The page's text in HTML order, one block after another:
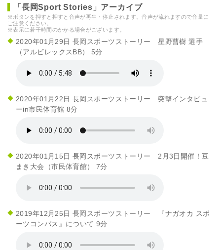
「長岡Sport Stories」アーカイブ
※ボタンを押すと押すと音声が再生・停止されます。音声が流れますので音量に
ご注意ください。
※表示に若干時間のかかる場合がございます。
2020年01月29日 長岡スポーツストーリー 星野曹樹 選手
（アルビレックスBB） 5分
2020年01月22日 長岡スポーツストーリー 突撃インタビュ
ーin市民体育館 8分
2020年01月15日 長岡スポーツストーリー 2月3日開催！豆
まき大会（市民体育館） 7分
2019年12月25日 長岡スポーツストーリー 『ナガオカ スポ
ーツコンパス』について 9分